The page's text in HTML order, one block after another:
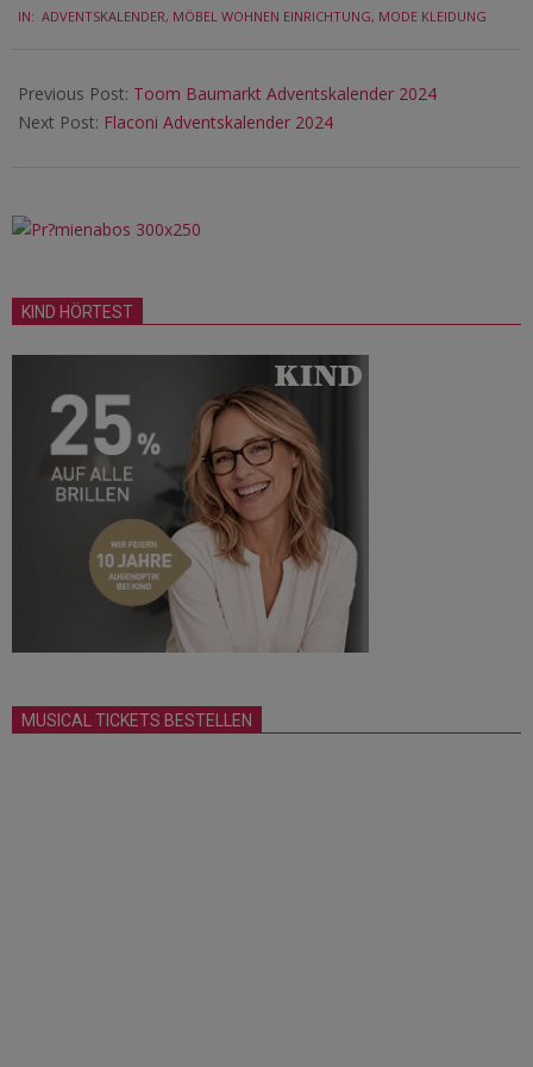
12-
IN: ADVENTSKALENDER, MÖBEL WOHNEN EINRICHTUNG, MODE KLEIDUNG
Previous Post: Toom Baumarkt Adventskalender 2024
Next Post: Flaconi Adventskalender 2024
KIND HÖRTEST
MUSICAL TICKETS BESTELLEN